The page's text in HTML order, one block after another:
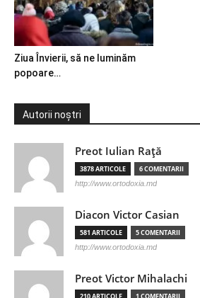
Ziua Învierii, să ne luminăm
popoare…
Autorii noștri
Preot Iulian Raţă
3878 ARTICOLE 6 COMENTARII
http://www.ortodoxia.md
Diacon Victor Casian
581 ARTICOLE 5 COMENTARII
http://www.ortodoxia.md
Preot Victor Mihalachi
210 ARTICOLE 1 COMENTARII